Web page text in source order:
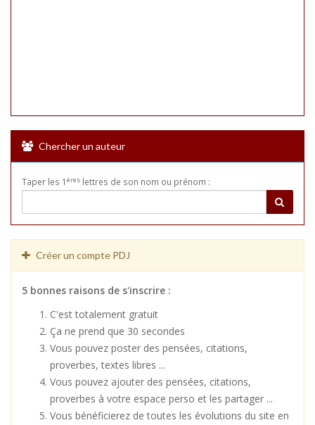
Chercher un auteur
Taper les 1 ères lettres de son nom ou prénom :
Créer un compte PDJ
5 bonnes raisons de s'inscrire :
C'est totalement gratuit
Ça ne prend que 30 secondes
Vous pouvez poster des pensées, citations,
proverbes, textes libres ...
Vous pouvez ajouter des pensées, citations,
proverbes à votre espace perso et les partager ...
Vous bénéficierez de toutes les évolutions du site en